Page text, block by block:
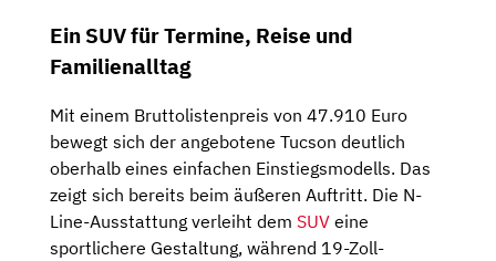
Ein SUV für Termine, Reise und
Familienalltag
Mit einem Bruttolistenpreis von 47.910 Euro
bewegt sich der angebotene Tucson deutlich
oberhalb eines einfachen Einstiegsmodells. Das
zeigt sich bereits beim äußeren Auftritt. Die N-
Line-Ausstattung verleiht dem SUV eine
sportlichere Gestaltung, während 19-Zoll-